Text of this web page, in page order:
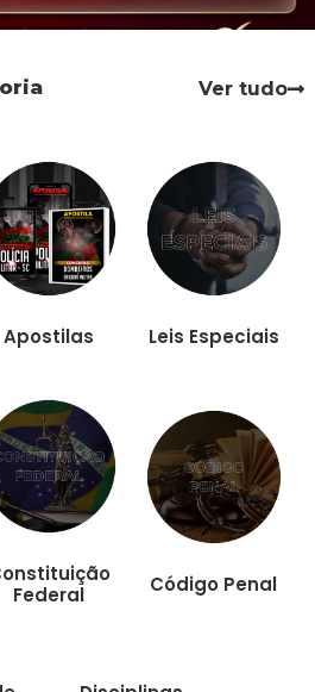
Ver tudo
Apostilas Leis Especiais
Federal
Código Penal